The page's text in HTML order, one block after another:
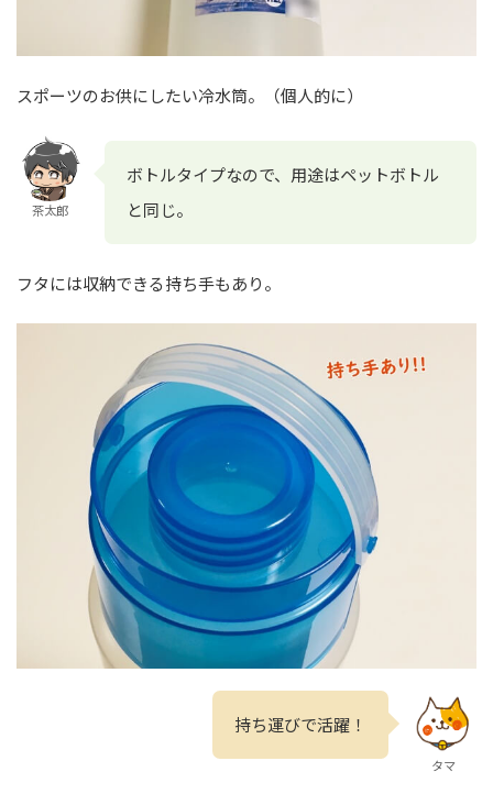
スポーツのお供にしたい冷水筒。（個人的に）
茶太郎
ボトルタイプなので、用途はペットボトル
と同じ。
フタには収納できる持ち手もあり。
持ち運びで活躍！
タマ